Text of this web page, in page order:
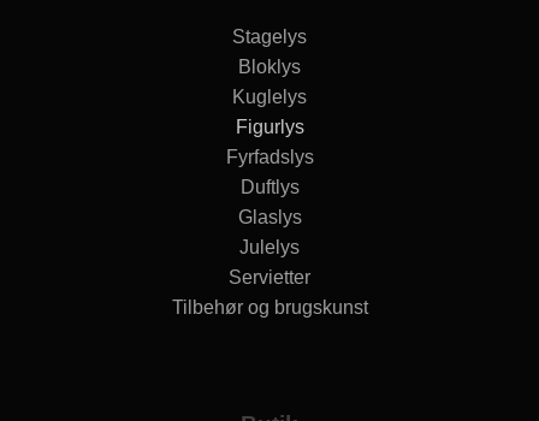
Stagelys
Bloklys
Kuglelys
Figurlys
Fyrfadslys
Duftlys
Glaslys
Julelys
Servietter
Tilbehør og brugskunst